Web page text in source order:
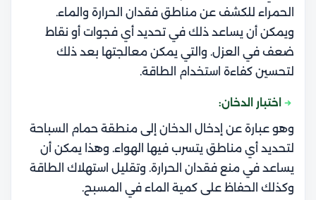
الحمراء للكشف عن مناطق فقدان الحرارة والماء.
ويمكن أن يساعد ذلك في تحديد أي فجوات أو نقاط
ضعف في العزل. والتي يمكن معالجتها بعد ذلك
لتحسين كفاءة استخدام الطاقة.
اختبار الدخان:
وهو عبارة عن إدخال الدخان إلى منطقة حمام السباحة
لتحديد أي مناطق يتسرب فيها الهواء. وهذا يمكن أن
يساعد في منع فقدان الحرارة. وتقليل استهلاك الطاقة
وكذلك الحفاظ على كمية الماء في المسبح.